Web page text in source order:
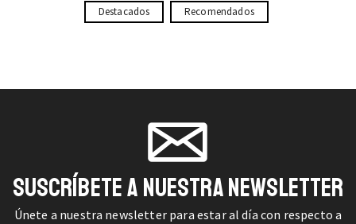
Destacados Recomendados
SUSCRÍBETE A NUESTRA NEWSLETTER
Únete a nuestra newsletter para estar al día con respecto a